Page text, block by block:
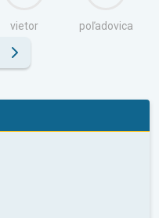
vietor poľadovica